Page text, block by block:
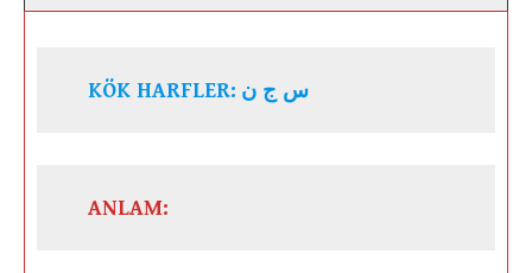
KÖK HARFLER: س ج ن
ANLAM: